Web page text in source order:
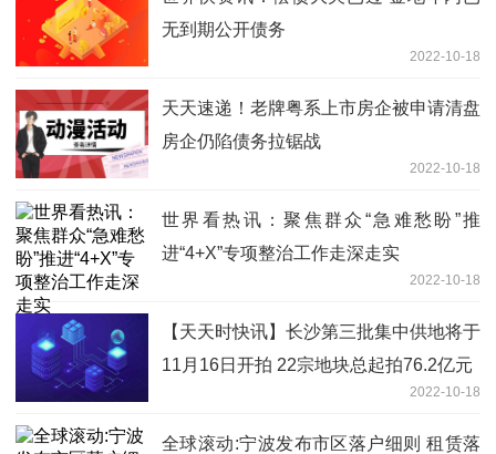
无到期公开债务
2022-10-18
天天速递！老牌粤系上市房企被申请清盘
房企仍陷债务拉锯战
2022-10-18
世界看热讯：聚焦群众“急难愁盼”推
进“4+X”专项整治工作走深走实
2022-10-18
【天天时快讯】长沙第三批集中供地将于
11月16日开拍 22宗地块总起拍76.2亿元
2022-10-18
全球滚动:宁波发布市区落户细则 租赁落